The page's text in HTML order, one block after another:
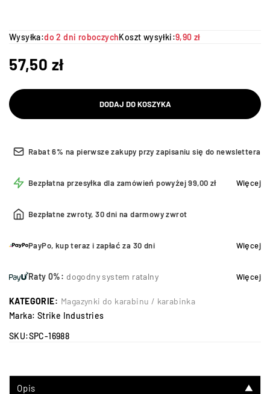
Wysyłka:do 2 dni roboczychKoszt wysyłki:9,90 zł
57,50 zł
DODAJ DO KOSZYKA
Rabat 6% na pierwsze zakupy przy zapisaniu się do newslettera
Bezpłatna przesyłka dla zamówień powyżej 99,00 zł Więcej
Bezpłatne zwroty, 30 dni na darmowy zwrot
PayPo, kup teraz i zapłać za 30 dni Więcej
Raty 0%: dogodny system ratalny Więcej
KATEGORIE: Magazynki do karabinu / karabinka
Marka: Strike Industries
SKU:SPC-16988
Opis ▼